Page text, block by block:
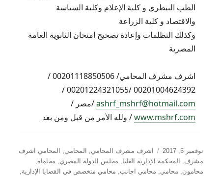
الطب البيطري و كلية الإعلام وكلية السياسة
والاقتصاد و كلية الزراعة
وكذلك التظلمات وإعادة تصحيح امتحان الثانوية العامة
المصرية
اشرف مشرف المحامي/ 00201118850506 /
00201004624392 /00201224321055 /
ashrf_mshrf@hotmail.com/مصر /
www.mshrf.com/ ولله الأمر من قبل ومن بعد
نُشرت
في
نوفمبر 5, 2017 التصنيفات
اشرف مشرف المحامي, المحامي,
المحامي اشرف
مشرف, المحكمة الإدارية العليا, مجلس الدولة المصري, محاماة,
محامون, محامي, محامي اجانب, محامي متخصص في القضايا الإدارية,